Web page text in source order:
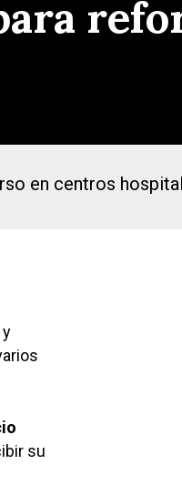
en centros
su